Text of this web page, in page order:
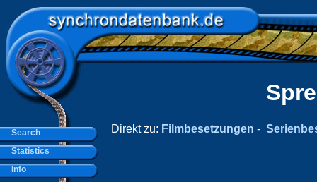
Direkt zu: Filmbesetzungen -
Search
Statistics
Info